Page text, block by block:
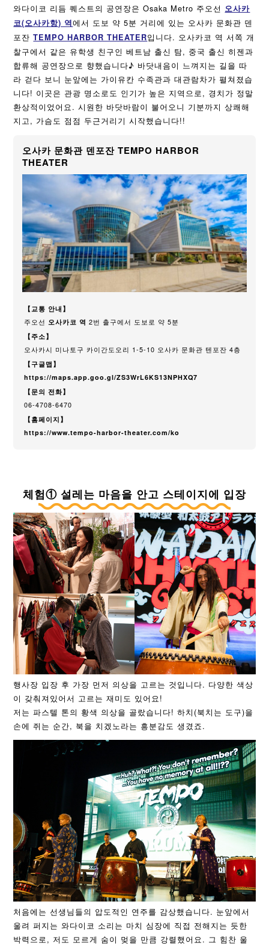
와다이코 리듬 퀘스트의 공연장은 Osaka Metro 주오선 오사카
코(오사카항) 역에서 도보 약 5분 거리에 있는 오사카 문화관 덴
포잔TEMPO HARBOR THEATER입니다. 오사카코 역 서쪽 개
찰구에서 같은 유학생 친구인 베트남 출신 탐, 중국 출신 히젠과
합류해 공연장으로 향했습니다♪ 바닷내음이 느껴지는 길을 따
라 걷다 보니 눈앞에는 가이유칸 수족관과 대관람차가 펼쳐졌습
니다! 이곳은 관광 명소로도 인기가 높은 지역으로, 경치가 정말
환상적이었어요. 시원한 바닷바람이 불어오니 기분까지 상쾌해
지고, 가슴도 점점 두근거리기 시작했습니다!!
오사카 문화관 덴포잔 TEMPO HARBOR
THEATER
【교통 안내】
주오선 오사카코 역 2번 출구에서 도보로 약 5분
【주소】
오사카시 미나토구 카이간도오리 1-5-10 오사카 문화관 텐포잔 4층
【구글맵】
https://maps.app.goo.gl/ZS3WrL6KS13NPHXQ7
【문의 전화】
06-4708-6470
【홈페이지】
https://www.tempo-harbor-theater.com/ko
체험① 설레는 마음을 안고 스테이지에 입장
행사장 입장 후 가장 먼저 의상을 고르는 것입니다. 다양한 색상
이 갖춰져있어서 고르는 재미도 있어요!
저는 파스텔 톤의 황색 의상을 골랐습니다! 하치(북치는 도구)을
손에 쥐는 순간, 북을 치겠노라는 흥분감도 생겼죠.
처음에는 선생님들의 압도적인 연주를 감상했습니다. 눈앞에서
울려 퍼지는 와다이코 소리는 마치 심장에 직접 전해지는 듯한
박력으로, 저도 모르게 숨이 멎을 만큼 강렬했어요. 그 힘찬 울